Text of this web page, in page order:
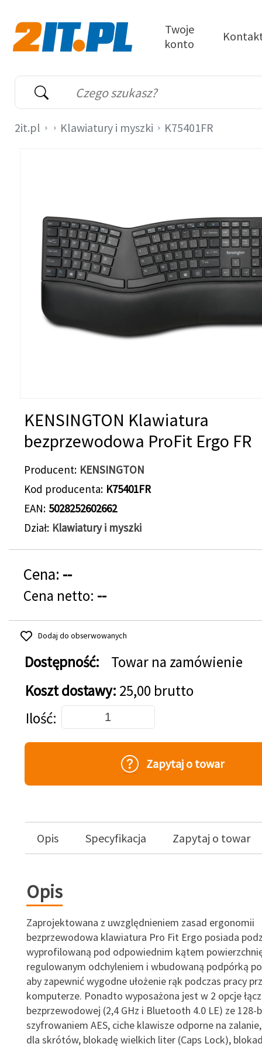
Wyszukiwarka
Słowo kluczowe
Twoje
konto
2it.pl Klawiatury i myszki K75401FR
KENSINGTON Klawiatura
bezprzewodowa ProFit Ergo FR
Producent KENSINGTON
Kod producenta K75401FR
EAN 5028252602662
Dział Klawiatury i myszki
Cena: --
Cena netto: --
Dodaj do obserwowanych
Dostępność:
Towar na zamówienie
Koszt dostawy: 25,00 brutto
Dodaj do koszyka
Ilość
Zapytaj o towar
Opis Specyfikacja Zapytaj o towar
Opis
Zaprojektowana z uwzględnieniem zasad ergonomii
bezprzewodowa klawiatura Pro Fit Ergo posiada
wyprofilowaną pod odpowiednim kątem
regulowanym odchyleniem i wbudowaną podpórką
aby zapewnić wygodne ułożenie rąk podczas pracy
komputerze. Ponadto wyposażona jest w 2 opcje
bezprzewodowej (2,4 GHz i Bluetooth 4.0 LE) ze
szyfrowaniem AES, ciche klawisze odporne na
dla skrótów, blokadę wielkich liter (Caps Lock),